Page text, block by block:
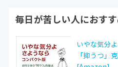
毎日が苦しい人におす
いやな気分
「抑うつ」